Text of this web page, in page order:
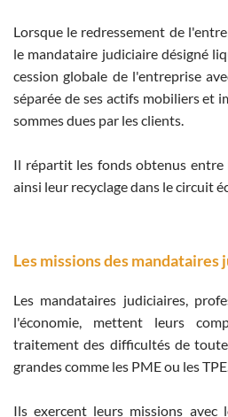
Lorsque le redressement de
le mandataire judiciaire désigné
cession globale de l'entreprise
séparée de ses actifs mobiliers et
sommes dues par les clients.
Il répartit les fonds obtenus entre
ainsi leur recyclage dans le circuit
Les missions des mandataires
Les mandataires judiciaires,
l'économie, mettent leurs
traitement des difficultés de
grandes comme les PME ou les
Ils exercent leurs missions avec